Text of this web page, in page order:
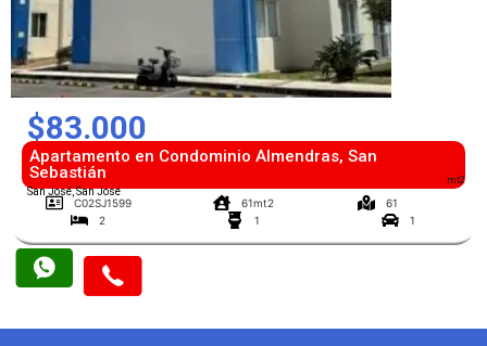
mt2
$83.000
Apartamento en Condominio Almendras, San
Sebastián
San José, San José
C02SJ1599 61mt2
61
2
1 1